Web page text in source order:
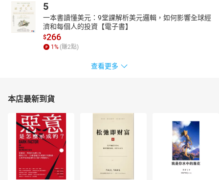
5
一本書讀懂美元：9堂課解析美元邏輯，如何影響全球經
濟和每個人的投資【電子書】
$266
1 % (賺2點)
查看更多
本店最新到貨